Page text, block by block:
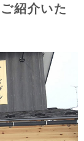
ご紹介いた